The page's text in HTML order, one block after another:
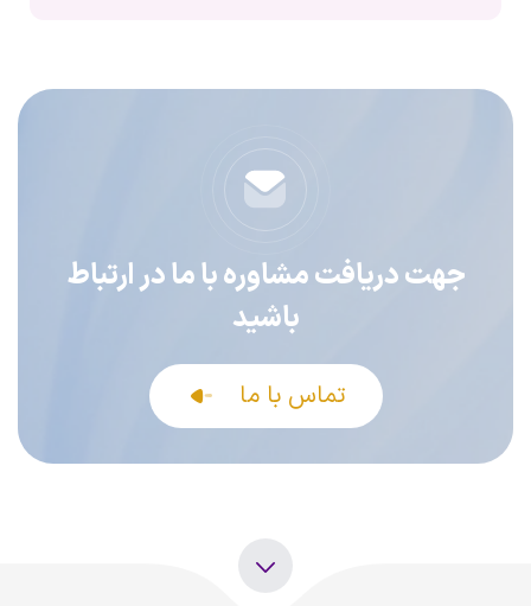
جهت دریافت مشاوره با ما در ارتباط
باشید
تماس با ما